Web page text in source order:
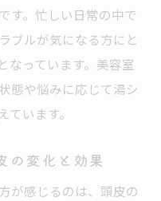
す。忙しい日常の中で
ブルが気になる方にと
なっています。美容室
態や悩みに応じて湯シ
います。
の変化と効果
が感じるのは、頭皮の